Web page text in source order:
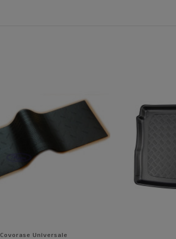
Covorase Universale